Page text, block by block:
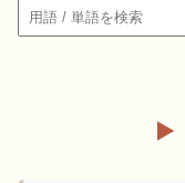
検索